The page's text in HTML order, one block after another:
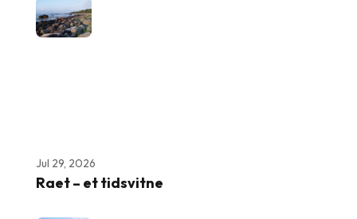
Jul 29, 2026
Raet – et tidsvitne